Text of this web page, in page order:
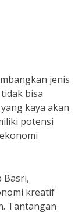
jenis
bisa
kaya akan
potensi
Basri,
kreatif
Tantangan